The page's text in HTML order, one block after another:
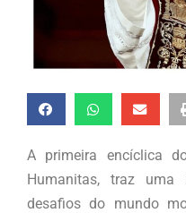
A primeira encíclica
Humanitas, traz uma
desafios do mundo